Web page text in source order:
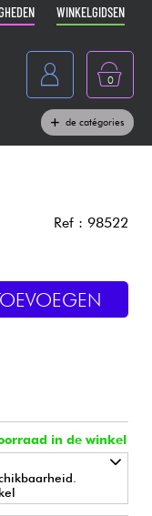
WINKELGIDSEN
0
de catégories
Ref : 98522
in de winkel